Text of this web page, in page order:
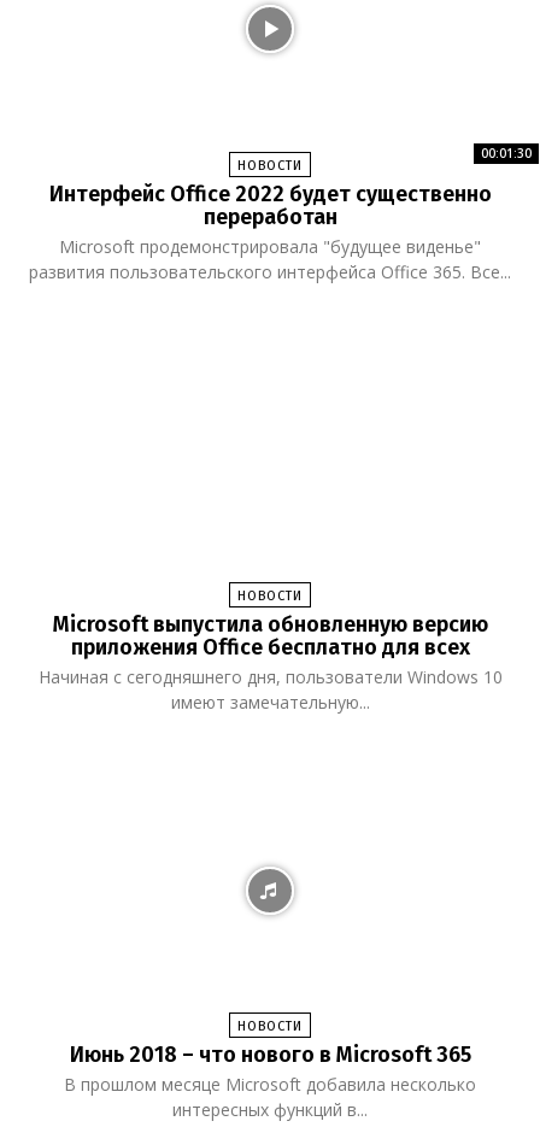
НОВОСТИ
00:01:30
Интерфейс Office 2022 будет существенно
переработан
Microsoft продемонстрировала "будущее виденье"
развития пользовательского интерфейса Office 365. Все...
НОВОСТИ
Microsoft выпустила обновленную версию
приложения Office бесплатно для всех
Начиная с сегодняшнего дня, пользователи Windows 10
имеют замечательную...
НОВОСТИ
Июнь 2018 – что нового в Microsoft 365
В прошлом месяце Microsoft добавила несколько
интересных функций в...